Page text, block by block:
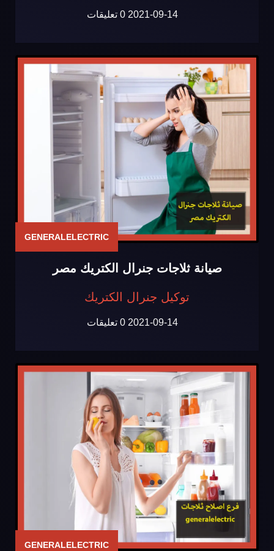
2021-09-14 0 تعليقات
GENERALELECTRIC
صيانة ثلاجات جنرال الكتريك مصر
توكيل جنرال الكتريك
2021-09-14 0 تعليقات
GENERALELECTRIC